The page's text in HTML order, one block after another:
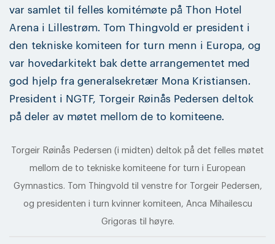
var samlet til felles komitémøte på Thon Hotel
Arena i Lillestrøm. Tom Thingvold er president i
den tekniske komiteen for turn menn i Europa, og
var hovedarkitekt bak dette arrangementet med
god hjelp fra generalsekretær Mona Kristiansen.
President i NGTF, Torgeir Røinås Pedersen deltok
på deler av møtet mellom de to komiteene.
Torgeir Røinås Pedersen (i midten) deltok på det felles møtet
mellom de to tekniske komiteene for turn i European
Gymnastics. Tom Thingvold til venstre for Torgeir Pedersen,
og presidenten i turn kvinner komiteen, Anca Mihailescu
Grigoras til høyre.